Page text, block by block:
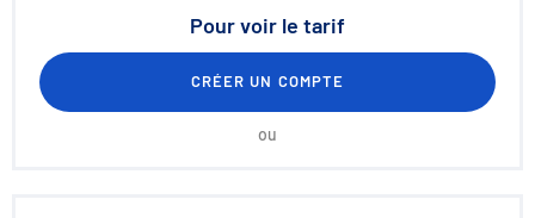
Pour voir le tarif
CRÉER UN COMPTE
ou